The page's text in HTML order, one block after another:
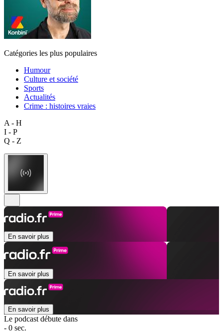
Catégories les plus populaires
Humour
Culture et société
Sports
Actualités
Crime : histoires vraies
A - H
I - P
Q - Z
En savoir plus
En savoir plus
En savoir plus
Le podcast débute dans
- 0 sec.